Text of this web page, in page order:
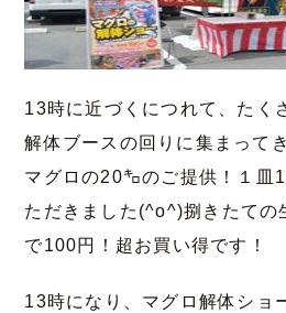
13時に近づくにつれて、たく
解体ブースの回りに集まって
マグロの20㌔のご提供！１皿
ただきました(^o^)捌きたての
で100円！超お買い得です！
13時になり、マグロ解体ショ